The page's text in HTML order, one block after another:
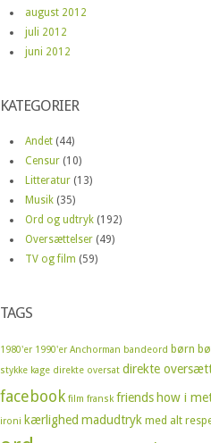
august 2012
juli 2012
juni 2012
KATEGORIER
Andet (44)
Censur (10)
Litteratur (13)
Musik (35)
Ord og udtryk (192)
Oversættelser (49)
TV og film (59)
TAGS
1980'er 1990'er Anchorman bandeord børn
stykke kage direkte oversat direkte
facebook film fransk friends how i
ironi kærlighed madudtryk med alt